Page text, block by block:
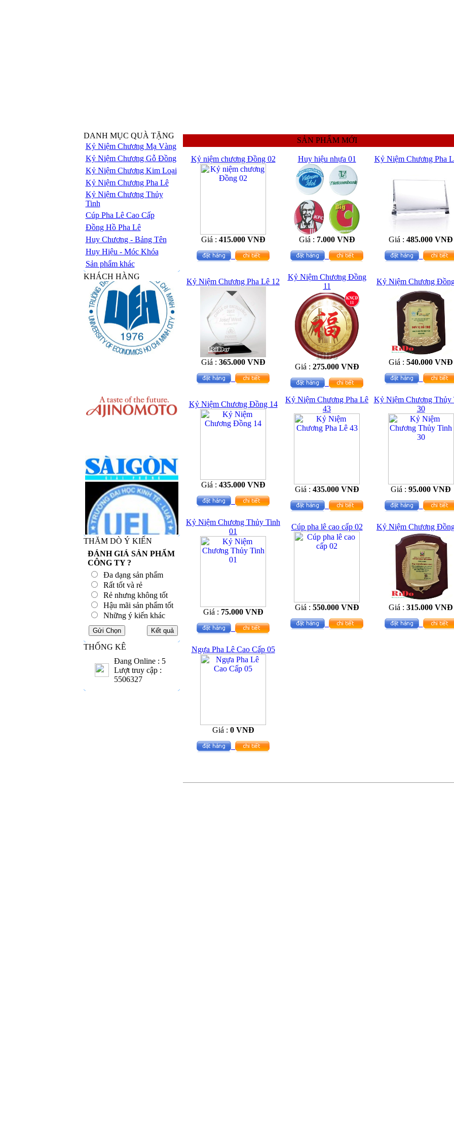
DANH MỤC QUÀ TẶNG
Kỷ Niệm Chương Mạ Vàng
Kỷ Niệm Chương Gỗ Đồng
Kỷ Niệm Chương Kim Loại
Kỷ Niệm Chương Pha Lê
Kỷ Niệm Chương Thủy
Tinh
Cúp Pha Lê Cao Cấp
Đồng Hồ Pha Lê
Huy Chương - Bảng Tên
Huy Hiệu - Móc Khóa
Sản phẩm khác
KHÁCH HÀNG
THĂM DÒ Ý KIẾN
ĐÁNH GIÁ SẢN PHẨM
CÔNG TY ?
Đa dạng sản phẩm
Rất tốt và rẻ
Rẻ nhưng không tốt
Hậu mãi sản phẩm tốt
Những ý kiến khác
THỐNG KÊ
Đang Online : 5
Lượt truy cập :
5506327
SẢN PHẨM MỚI
Kỷ niệm chương Đồng 02
Giá : 415.000 VNĐ
Huy hiệu nhựa 01
Giá : 7.000 VNĐ
Kỷ Niệm Chương Pha
Giá : 485.000 VNĐ
Kỷ Niệm Chương Pha Lê 12
Giá : 365.000 VNĐ
Kỷ Niệm Chương Đồng
11
Giá : 275.000 VNĐ
Kỷ Niệm Chương
Giá : 540.000 VNĐ
Kỷ Niệm Chương Đồng 14
Giá : 435.000 VNĐ
Kỷ Niệm Chương Pha Lê
43
Giá : 435.000 VNĐ
Kỷ Niệm Chương Thủy
30
Giá : 95.000 VNĐ
Kỷ Niệm Chương Thủy Tinh
01
Giá : 75.000 VNĐ
Cúp pha lê cao cấp 02
Giá : 550.000 VNĐ
Kỷ Niệm Chương
Giá : 315.000 VNĐ
Ngựa Pha Lê Cao Cấp 05
Giá : 0 VNĐ